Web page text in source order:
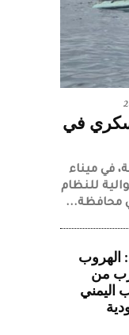
في
في ميناء
للنظام
محافظة...
الهروب
من
اليمني